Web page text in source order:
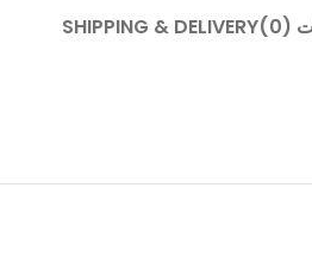
(0)
SHIPPING & DELIVERY